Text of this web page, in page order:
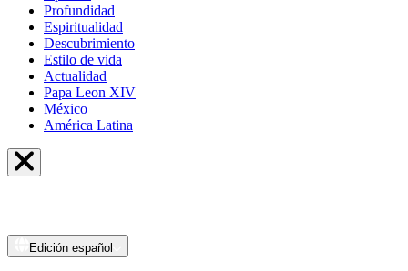
Profundidad
Espiritualidad
Descubrimiento
Estilo de vida
Actualidad
Papa Leon XIV
México
América Latina
Edición español